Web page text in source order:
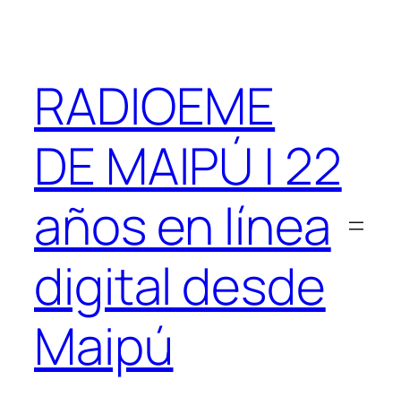
RADIOEME
DE MAIPÚ | 22
años en línea
digital desde
Maipú